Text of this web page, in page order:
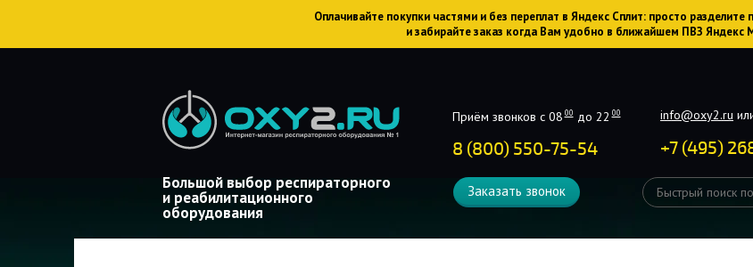
Оплачивайте покупки частями и без переплат в Яндекс Сплит: просто разделите
и забирайте заказ когда Вам удобно в ближайшем ПВЗ Яндекс
Большой выбор респираторного
и реабилитационного
оборудования
Приём звонков с 08 00до 22 00
8 (800) 550-75-54
info@oxy2.ru
+7 (495)
Заказать звонок